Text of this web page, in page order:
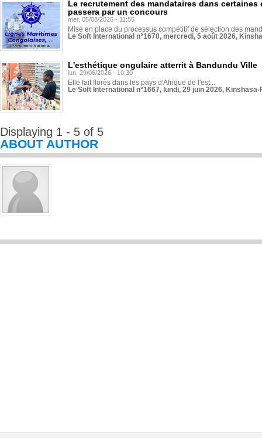
Le recrutement des mandataires dans
passera par un concours
mer, 05/08/2026 - 11:55
Mise en place du processus compétitif de sélection des
Le Soft International n°1670, mercredi, 5 août 2026,
L'esthétique ongulaire atterrit à Bandundu Ville
lun, 29/06/2026 - 10:30
Elle fait florès dans les pays d'Afrique de l'est...
Le Soft International n°1667, lundi, 29 juin 2026,
Displaying 1 - 5 of 5
ABOUT AUTHOR